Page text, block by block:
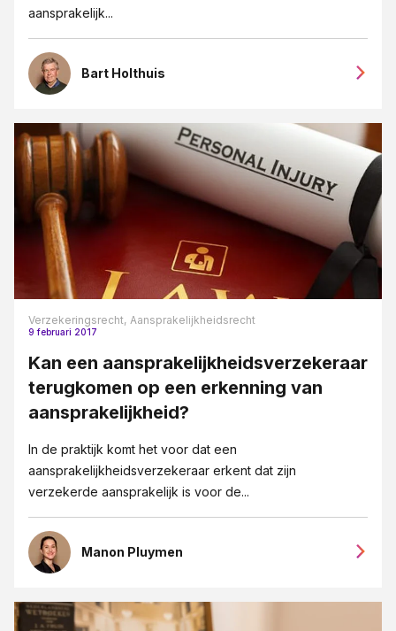
Fusies en overnames
Goede overeenkomsten blogreeks
Groeipijn blogreeks
Huurrecht
ICT-recht
Insolventie
Intellectueel Eigendom, ICT en Privacy
Internationaal recht
Jubileum 125 jaar JPR advocaten
Letselschade
Medezeggeschap en ondernemingsraden
Mediation
MKB-bedrijven
Ondernemingsrecht
Ontslag
Ontslag op staande voet
Overgang van onderneming
aansprakelijk...
Bart Holthuis
Verzekeringsrecht, Aansprakelijkheidsrecht
9 februari 2017
Kan een aansprakelijkheidsverzekeraar
terugkomen op een erkenning van
aansprakelijkheid?
In de praktijk komt het voor dat een
aansprakelijkheidsverzekeraar erkent dat zijn
verzekerde aansprakelijk is voor de...
Manon Pluymen